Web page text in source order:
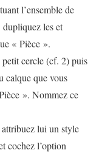
l’ensemble de
dupliquez les et
« Pièce ».
cercle (cf. 2) puis
calque que vous
». Nommez ce
lui un style
cochez l’option